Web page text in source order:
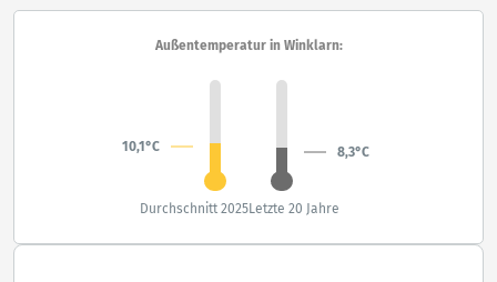
Außentemperatur in Winklarn:
10,1°C 8,3°C
Durchschnitt 2025Letzte 20 Jahre